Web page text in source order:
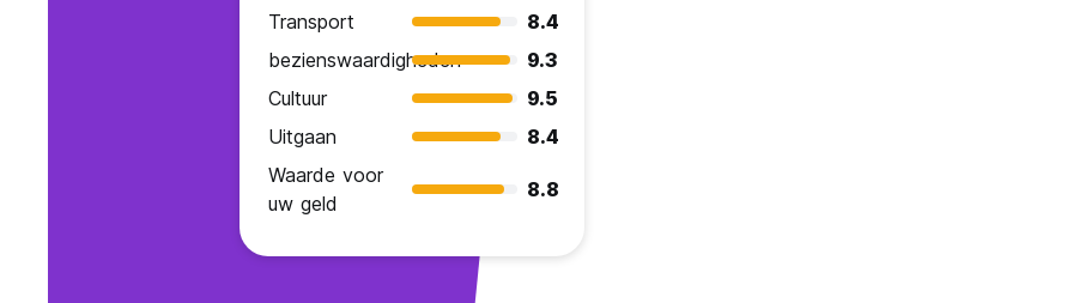
Transport
8.4
bezienswaardigheden
9.3
Cultuur
9.5
Uitgaan
8.4
Waarde voor
uw geld
8.8